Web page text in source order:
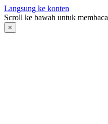
Langsung ke konten
Scroll ke bawah untuk membaca
×